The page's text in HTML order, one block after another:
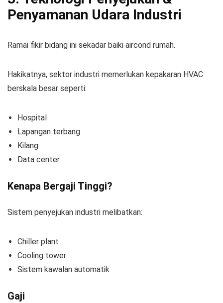
Penyamanan Udara Industri
Ramai fikir bidang ini sekadar baiki aircond rumah.
Hakikatnya, sektor industri memerlukan kepakaran HVAC
berskala besar seperti:
Hospital
Lapangan terbang
Kilang
Data center
Kenapa Bergaji Tinggi?
Sistem penyejukan industri melibatkan:
Chiller plant
Cooling tower
Sistem kawalan automatik
Gaji